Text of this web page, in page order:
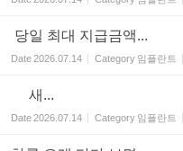
당일 최대 지급금액...
Date2026.07.14 Category 임플란트
새...
Date2026.07.14 Category 임플란트